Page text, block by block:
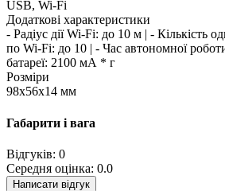
USB, Wi-Fi
Додаткові характеристики
- Радіус дії Wi-Fi: до 10 м | - Кількість
по Wi-Fi: до 10 | - Час автономної
батареї: 2100 мА * г
Розміри
98х56х14 мм
Габарити і вага
Відгуків: 0
Середня оцінка: 0.0
Написати відгук